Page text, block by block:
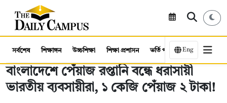
সর্বশেষ শিক্ষাঙ্গন উচ্চশিক্ষা শিক্ষা প্রশাসন ভর্তি পরীক্ষা কর্মসংস্থান
Eng
বাংলাদেশে পেঁয়াজ রপ্তানি বন্ধে ধরাসায়ী
ভারতীয় ব্যবসায়ীরা, ১ কেজি পেঁয়াজ ২ টাকা!